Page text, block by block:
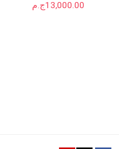
ج.م13,000.00